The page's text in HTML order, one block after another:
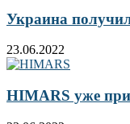
Украина
23.06.2022
HIMARS уже